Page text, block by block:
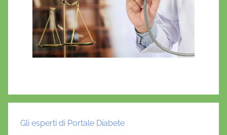
Gli esperti di Portale Diabete